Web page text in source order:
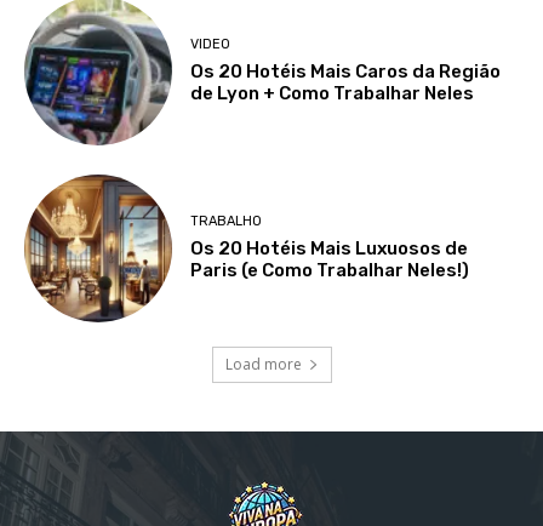
VIDEO
Os 20 Hotéis Mais Caros da Região
de Lyon + Como Trabalhar Neles
TRABALHO
Os 20 Hotéis Mais Luxuosos de
Paris (e Como Trabalhar Neles!)
Load more